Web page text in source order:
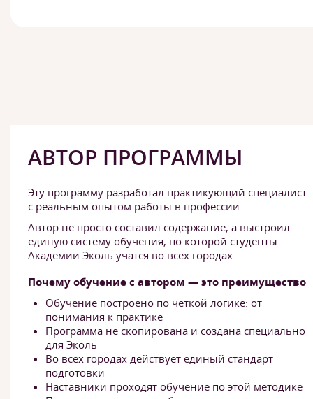
АВТОР ПРОГРАММЫ
Эту программу разработал практикующий специалист
с реальным опытом работы в профессии.
Автор не просто составил содержание, а выстроил
единую систему обучения, по которой студенты
Академии Эколь учатся во всех городах.
Почему обучение с автором — это преимущество
Обучение построено по чёткой логике: от
понимания к практике
Программа не скопирована и создана специально
для Эколь
Во всех городах действует единый стандарт
подготовки
Наставники проходят обучение по этой методике